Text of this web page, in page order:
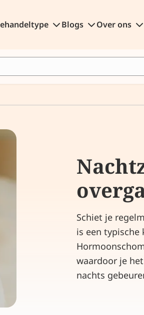
Blogs Over ons
Schiet je
is een typische
waardoor je
nachts